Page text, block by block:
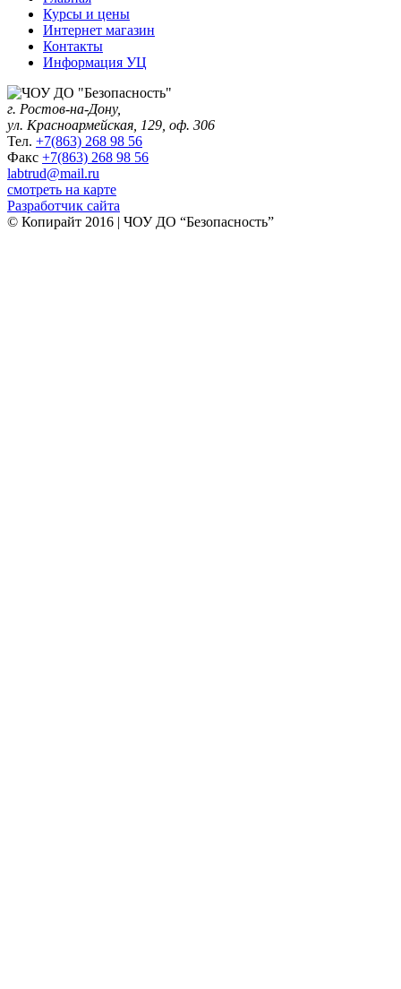
Курсы и цены
Интернет магазин
Контакты
Информация УЦ
ЧОУ ДО "Безопасность"
г. Ростов-на-Дону,
ул. Красноармейская, 129, оф. 306
Тел. +7(863) 268 98 56
Факс +7(863) 268 98 56
labtrud@mail.ru
смотреть на карте
Разработчик сайта
© Копирайт 2016 | ЧОУ ДО “Безопасность”